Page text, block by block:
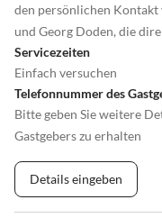
den persönlichen
und Georg Doden, die
Servicezeiten
Einfach versuchen
Telefonnummer des
Bitte geben Sie weitere
Gastgebers zu erhalten
Details eingeben